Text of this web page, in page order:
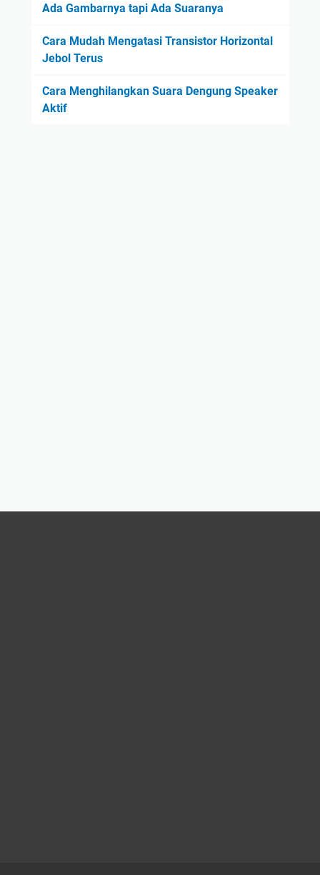
Ada Gambarnya tapi Ada Suaranya
Cara Mudah Mengatasi Transistor Horizontal
Jebol Terus
Cara Menghilangkan Suara Dengung Speaker
Aktif